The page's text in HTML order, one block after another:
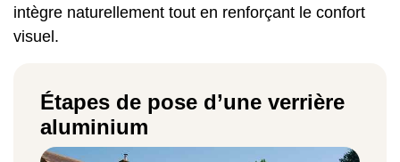
intègre naturellement tout en renforçant le confort
visuel.
Étapes de pose d’une verrière
aluminium